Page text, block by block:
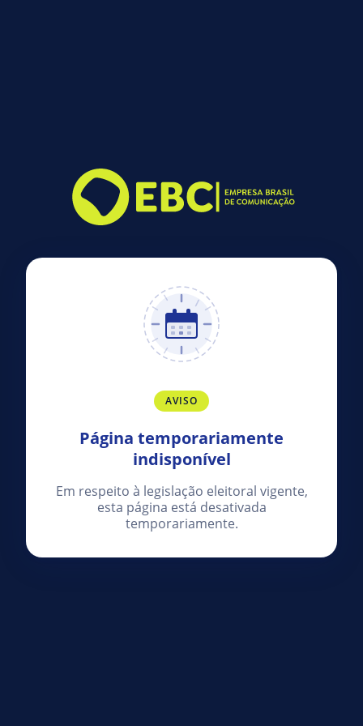
AVISO
Página temporariamente
indisponível
Em respeito à legislação eleitoral vigente,
esta página está desativada
temporariamente.